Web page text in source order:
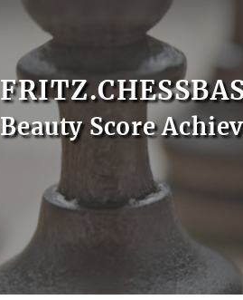
Beauty Score